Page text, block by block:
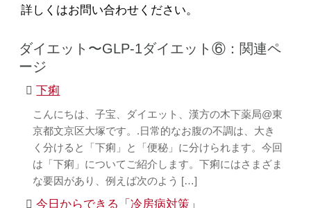
詳しくはお問い合わせください。
ダイエット〜GLP-1ダイエット⑥：関連ペ
ージ
下痢
こんにちは、子宝、ダイエット、漢方の木下薬局@東
京都文京区大塚です。.日常的なお腹の不調は、大き
く分けると「下痢」と「便秘」に分けられます。今回
は「下痢」についてご紹介します。下痢にはさまざま
な要因があり、例えば次のよう […]
今日からできる「冷房病対策」